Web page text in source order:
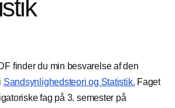
finder du min besvarelse af den
Sandsynlighedsteori og Statistik. Faget
fag på 3. semester på